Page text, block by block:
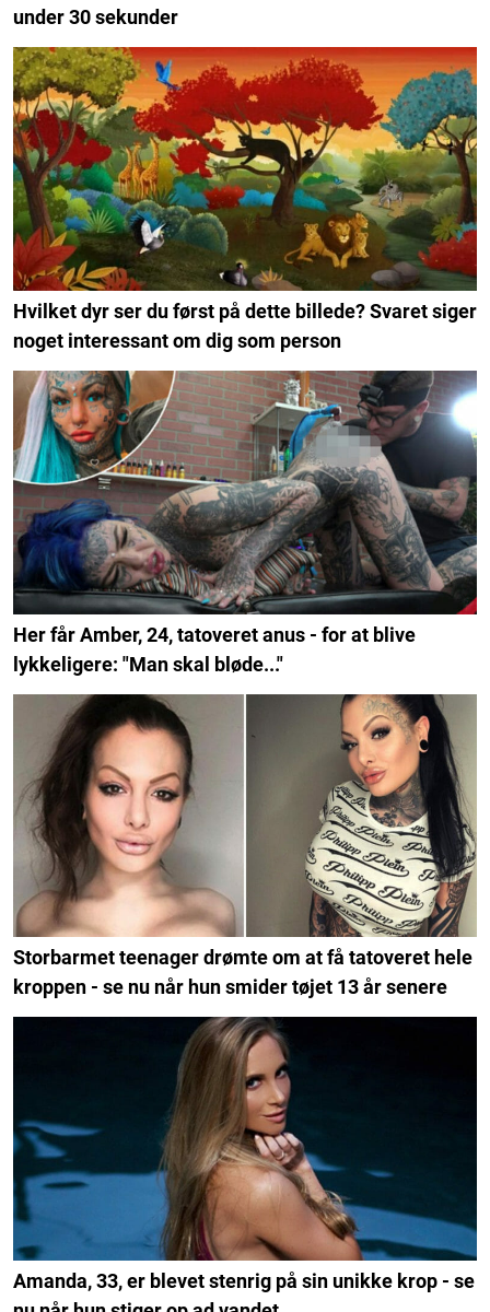
under 30 sekunder
Hvilket dyr ser du først på dette billede? Svaret siger
noget interessant om dig som person
Her får Amber, 24, tatoveret anus - for at blive
lykkeligere: "Man skal bløde..."
Storbarmet teenager drømte om at få tatoveret hele
kroppen - se nu når hun smider tøjet 13 år senere
Amanda, 33, er blevet stenrig på sin unikke krop - se